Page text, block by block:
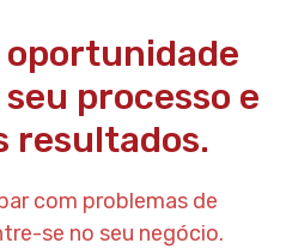
oportunidade
processo e
resultados.
com problemas de
se no seu negócio.